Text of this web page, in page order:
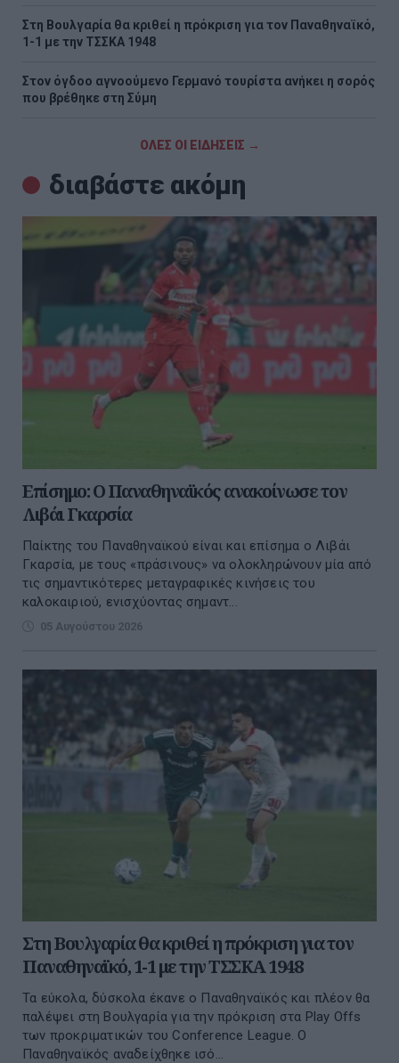
Στη Βουλγαρία θα κριθεί η πρόκριση για τον Παναθηναϊκό,
1-1 με την ΤΣΣΚΑ 1948
Στον όγδοο αγνοούμενο Γερμανό τουρίστα ανήκει η σορός
που βρέθηκε στη Σύμη
ΟΛΕΣ ΟΙ ΕΙΔΗΣΕΙΣ →
διαβάστε ακόμη
Επίσημο: Ο Παναθηναϊκός ανακοίνωσε τον
Λιβάι Γκαρσία
Παίκτης του Παναθηναϊκού είναι και επίσημα ο Λιβάι
Γκαρσία, με τους «πράσινους» να ολοκληρώνουν μία από
τις σημαντικότερες μεταγραφικές κινήσεις του
καλοκαιριού, ενισχύοντας σημαντ...
05 Αυγούστου 2026
Στη Βουλγαρία θα κριθεί η πρόκριση για τον
Παναθηναϊκό, 1-1 με την ΤΣΣΚΑ 1948
Τα εύκολα, δύσκολα έκανε ο Παναθηναϊκός και πλέον θα
παλέψει στη Βουλγαρία για την πρόκριση στα Play Offs
των προκριματικών του Conference League. O
Παναθηναϊκός αναδείχθηκε ισό...